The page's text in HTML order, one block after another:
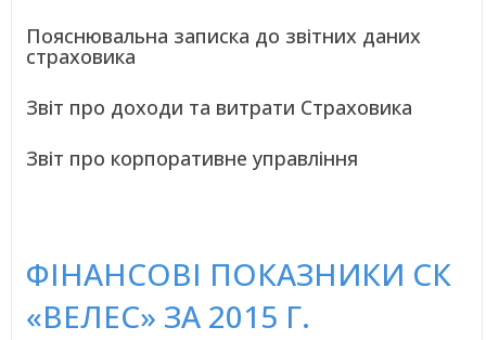
Пояснювальна записка до звітних даних
страховика
Звіт про доходи та витрати Страховика
Звіт про корпоративне управління
ФІНАНСОВІ ПОКАЗНИКИ СК
«ВЕЛЕС» ЗА 2015 Г.